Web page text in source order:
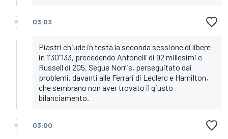
03:03
Piastri chiude in testa la seconda sessione di libere
in 1'30"133, precedendo Antonelli di 92 millesimi e
Russell di 205. Segue Norris, perseguitato dai
problemi, davanti alle Ferrari di Leclerc e Hamilton,
che sembrano non aver trovato il giusto
bilanciamento.
03:00